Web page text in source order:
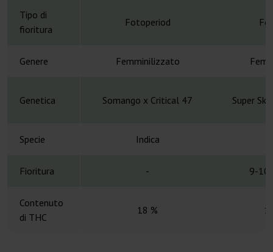
Tipo di
fioritura
Fotoperiod
Genere Femminilizzato
Genetica Somango x Critical 47 Super
Specie Indica
Fioritura - 9-10
Contenuto
di THC
18 %